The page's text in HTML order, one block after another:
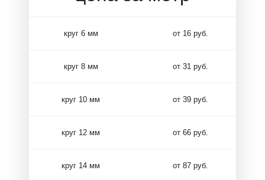
круг 6 мм от 16 руб.
круг 8 мм от 31 руб.
круг 10 мм от 39 руб.
круг 12 мм от 66 руб.
круг 14 мм от 87 руб.